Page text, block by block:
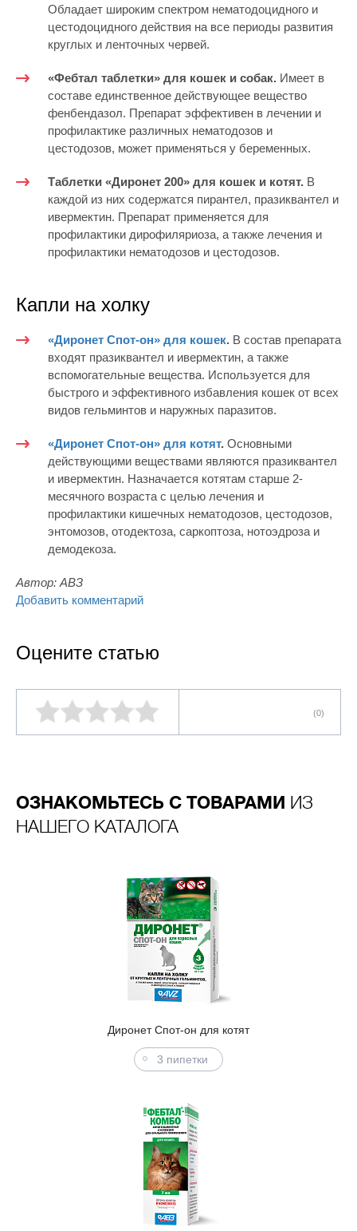
Обладает широким спектром нематодоцидного и
цестодоцидного действия на все периоды развития
круглых и ленточных червей.
«Фебтал таблетки» для кошек и собак. Имеет в
составе единственное действующее вещество
фенбендазол. Препарат эффективен в лечении и
профилактике различных нематодозов и
цестодозов, может применяться у беременных.
Таблетки «Диронет 200» для кошек и котят. В
каждой из них содержатся пирантел, празиквантел и
ивермектин. Препарат применяется для
профилактики дирофиляриоза, а также лечения и
профилактики нематодозов и цестодозов.
Капли на холку
«Диронет Спот-он» для кошек. В состав препарата
входят празиквантел и ивермектин, а также
вспомогательные вещества. Используется для
быстрого и эффективного избавления кошек от всех
видов гельминтов и наружных паразитов.
«Диронет Спот-он» для котят. Основными
действующими веществами являются празиквантел
и ивермектин. Назначается котятам старше 2-
месячного возраста с целью лечения и
профилактики кишечных нематодозов, цестодозов,
энтомозов, отодектоза, саркоптоза, нотоэдроза и
демодекоза.
Автор: АВЗ
Добавить комментарий
Оцените статью
(0)
ОЗНАКОМЬТЕСЬ С ТОВАРАМИ ИЗ
НАШЕГО КАТАЛОГА
Диронет Спот-он для котят
3 пипетки